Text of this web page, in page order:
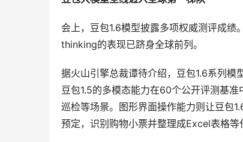
会上，豆包1.6模型披露多项权威测评成
thinking的表现已跻身全球前列。
据火山引擎总裁谭待介绍，豆包1.6系列模
豆包1.5的多模态能力在60个公开评测基
巡检等场景。图形界面操作能力则让豆包
预定，识别购物小票并整理成Excel表格等